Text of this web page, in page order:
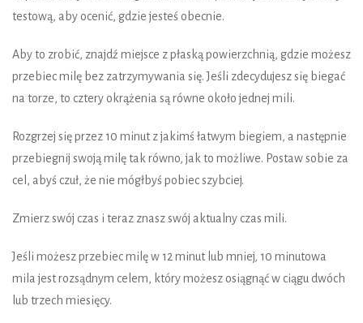
testową, aby ocenić, gdzie jesteś obecnie.
Aby to zrobić, znajdź miejsce z płaską powierzchnią, gdzie możesz
przebiec milę bez zatrzymywania się. Jeśli zdecydujesz się biegać
na torze, to cztery okrążenia są równe około jednej mili.
Rozgrzej się przez 10 minut z jakimś łatwym biegiem, a następnie
przebiegnij swoją milę tak równo, jak to możliwe. Postaw sobie za
cel, abyś czuł, że nie mógłbyś pobiec szybciej.
Zmierz swój czas i teraz znasz swój aktualny czas mili.
Jeśli możesz przebiec milę w 12 minut lub mniej, 10 minutowa
mila jest rozsądnym celem, który możesz osiągnąć w ciągu dwóch
lub trzech miesięcy.